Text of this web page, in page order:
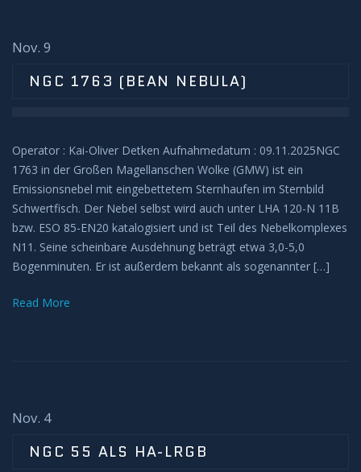
Nov. 9
NGC 1763 (BEAN NEBULA)
Operator : Kai-Oliver Detken Aufnahmedatum : 09.11.2025NGC
1763 in der Großen Magellanschen Wolke (GMW) ist ein
Emissionsnebel mit eingebettetem Sternhaufen im Sternbild
Schwertfisch. Der Nebel selbst wird auch unter LHA 120-N 11B
bzw. ESO 85-EN20 katalogisiert und ist Teil des Nebelkomplexes
N11. Seine scheinbare Ausdehnung beträgt etwa 3,0-5,0
Bogenminuten. Er ist außerdem bekannt als sogenannter […]
Read More
Nov. 4
NGC 55 ALS HA-LRGB